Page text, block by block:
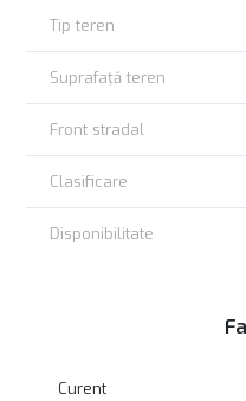
Tip teren
Suprafață teren
Front stradal
Clasificare
Disponibilitate
Curent